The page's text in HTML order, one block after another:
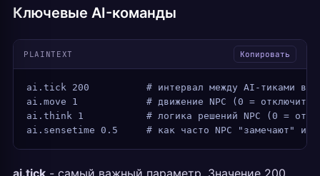
Ключевые AI-команды
PLAINTEXT Копировать
ai.tick 200          # интервал между AI-тиками в мс
ai.move 1            # движение NPC (0 = отключить)
ai.think 1           # логика решений NPC (0 =
ai.sensetime 0.5     # как часто NPC "замечают"
ai.tick - самый важный параметр. Значение 200